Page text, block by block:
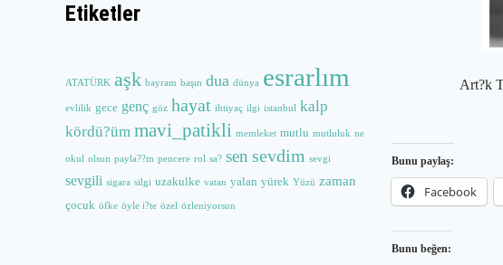
Art?k
Bunu paylaş:
Facebook
Bunu beğen:
Etiketler
ATATÜRK aşk bayram başın dua dünya esrarlım
evlilik gece genç göz hayat ihtiyaç ilgi istanbul kalp
kördü?üm mavi_patikli memleket mutlu mutluluk ne
okul olsun payla??m pencere rol sa? sen sevdim sevgi
sevgili sigara silgi uzakulke vatan yalan yürek Yüzü zaman
çocuk öfke öyle i?te özel özleniyorsun